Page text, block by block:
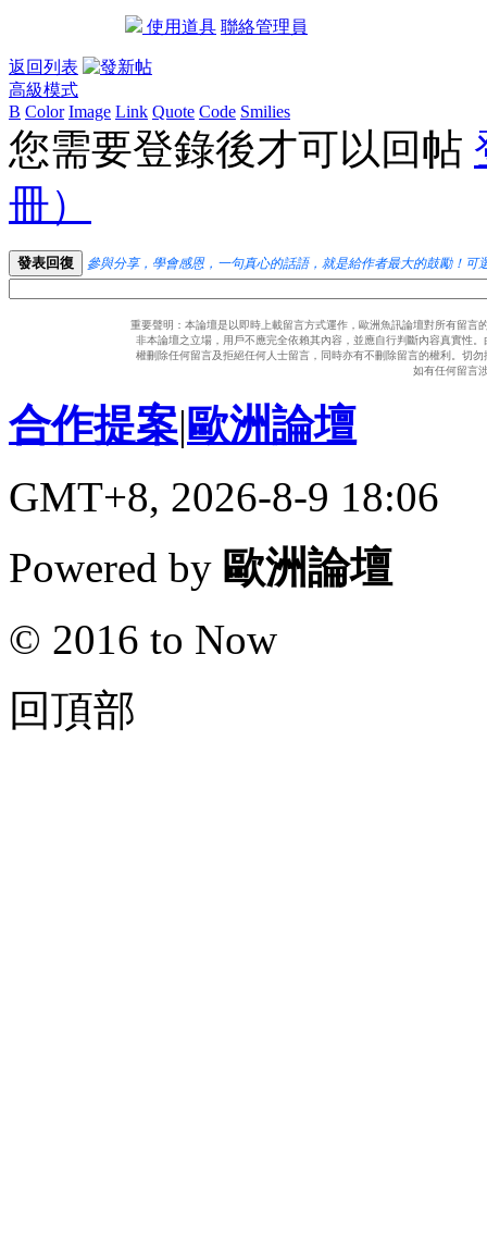
使用道具 聯絡管理員
返回列表
高級模式
B Color Image Link Quote Code Smilies
您需要登錄後才可以回帖
冊）
發表回復 參與分享，學會感恩，一句真心的話語，就是給作者最大的鼓勵！可
重要聲明：本論壇是以即時上載留言方式運作，歐洲魚訊論壇對所有留
非本論壇之立場，用戶不應完全依賴其內容，並應自行判斷內容真實性
權刪除任何留言及拒絕任何人士留言，同時亦有不刪除留言的權利。切
如有任何留言
合作提案|歐洲論壇
GMT+8, 2026-8-9 18:06
Powered by 歐洲論壇
© 2016 to Now
回頂部